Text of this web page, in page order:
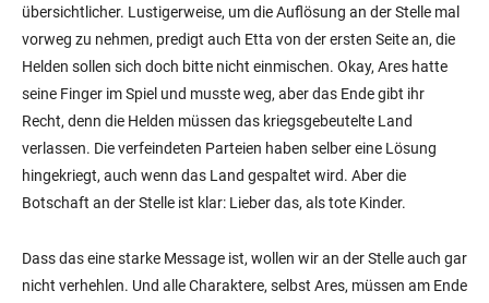
übersichtlicher. Lustigerweise, um die Auflösung an der Stelle mal
vorweg zu nehmen, predigt auch Etta von der ersten Seite an, die
Helden sollen sich doch bitte nicht einmischen. Okay, Ares hatte
seine Finger im Spiel und musste weg, aber das Ende gibt ihr
Recht, denn die Helden müssen das kriegsgebeutelte Land
verlassen. Die verfeindeten Parteien haben selber eine Lösung
hingekriegt, auch wenn das Land gespaltet wird. Aber die
Botschaft an der Stelle ist klar: Lieber das, als tote Kinder.
Dass das eine starke Message ist, wollen wir an der Stelle auch gar
nicht verhehlen. Und alle Charaktere, selbst Ares, müssen am Ende